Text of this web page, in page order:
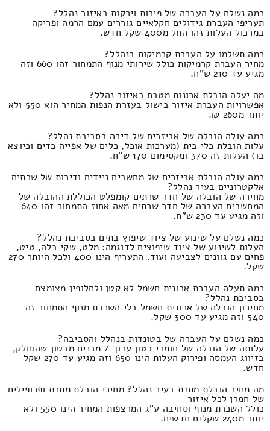
כמה נשלם על העברה של פירות וירקות באיזור נהלל?
תעריפי העברת גידולים חקלאיים גוררים עמם הרמה ופריקה
במרכול העלות זהו החל מ400 שקל חדש.
כמה תשלמו על העברת קרמיקות בנהלל?
מחיר העברת קרמיקות כולל שירותי מנוף התמחור זהו 660 וזה
מגיע עד 210 ש"ח.
מה יעלה הובלת ארונות מטבח באיזור נהלל?
אפשרויות העברת איזור בישול בעזרת הנפות המחיר הוא 550 ולא
יותר מ260 ₪.
כמה עולה הובלה של אביזרים של דירה בסביבת נהלל?
עלות הובלת כלי בית (מערכות אוכל, כלים של אפייה כדים וכיוצא
בו) העלות זה 370 ומקסימום 170 ש"ח.
כמה עולה הובלת אביזרים של מחשבים ניידים ודירות של שרתים
אלקטרוניים בעיר נהלל?
מחירה של הובלה של חדר שרתים קומפלט הכוללת ההובלה של
המחשבים העברה של חדר שרתים מאה אחוז התמחור זהו 640
וזה מגיע עד 230 ש"ח.
כמה נשלם על שינוע של ציוד שיפוץ בתים בסביבת נהלל?
העלות לשינוע של ציוד שיפוצים לדוגמה: מלט, שקי בלה, טיט,
פחים עם גוונים לצביעה ועוד. התעריף הינו 400 ולכל היותר 270
שקל.
כמה תעלה העברת ארונית חשמל לא קטן ולחלופין מצומצם
בסביבת נהלל?
מחירון הובלה של ארונית חשמל בלי השכרת מנוף התמחור זה
540 וזה מגיע עד 300 שקל.
כמה נשלם על העברה של בטונדות בנהלל והסביבה?
עלותה של הובלה של חומרי בטון ערוך / מבנים מבטון שהוחלק,
בזיווג העמסה ופירוק העלות הינו 650 וזה מגיע עד 270 שקל
חדש.
מה מחיר הובלת מתכת בעיר נהלל? מחירי הובלת מתכת ופרופילים
של חמרן לכל איזור
כולל השכרת מנוף וסחיבה ע"ג המרצפות המחיר הינו 550 ולא
יותר מ240 שקלים חדשים.